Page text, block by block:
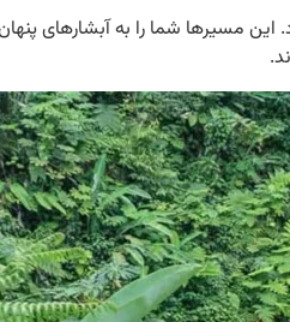
این مسیرها شما را به آبشارهای